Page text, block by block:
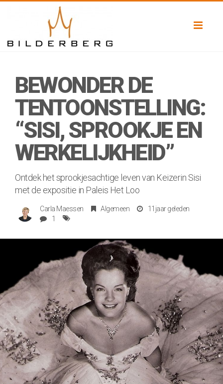
BEWONDER DE
TENTOONSTELLING:
“SISI, SPROOKJE EN
WERKELIJKHEID”
Ontdek het sprookjesachtige leven van Keizerin Sisi
met de expositie in Paleis Het Loo
Carla Maessen Algemeen
11jaar geleden
1